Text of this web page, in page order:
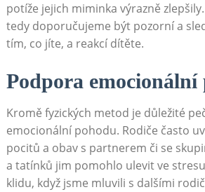
potíže jejich miminka výrazně
tedy doporučujeme být pozorní a
tím, co jíte, a reakcí dítěte.
Podpora emocionální
Kromě fyzických metod je důležité
emocionální pohodu. Rodiče často
pocitů a obav s partnerem či se
a tatínků jim pomohlo ulevit ve
klidu, když jsme mluvili s dalšími